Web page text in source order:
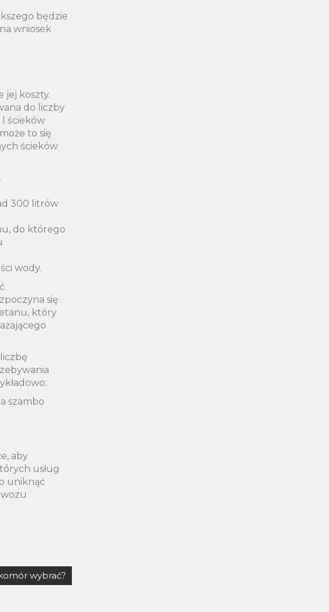
będzie
wniosek
jej koszty.
do liczby
l ścieków
to się
ścieków
300 litrów
do którego
wody.
się
który
szambo
aby
usług
uniknąć
wybrać?